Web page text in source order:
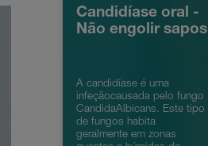
Candidíase oral -
Não engolir sapos
A candidíase é uma
infeçãocausada pelo fungo
CandidaAlbicans. Este tipo
de fungos habita
geralmente em zonas